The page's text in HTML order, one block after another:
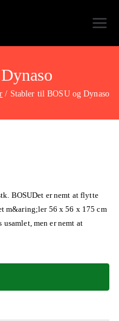
Stabler til BOSU og Dynaso
BOSUDet er nemt at flytte
m&aring;ler 56 x 56 x 175 cm
men er nemt at